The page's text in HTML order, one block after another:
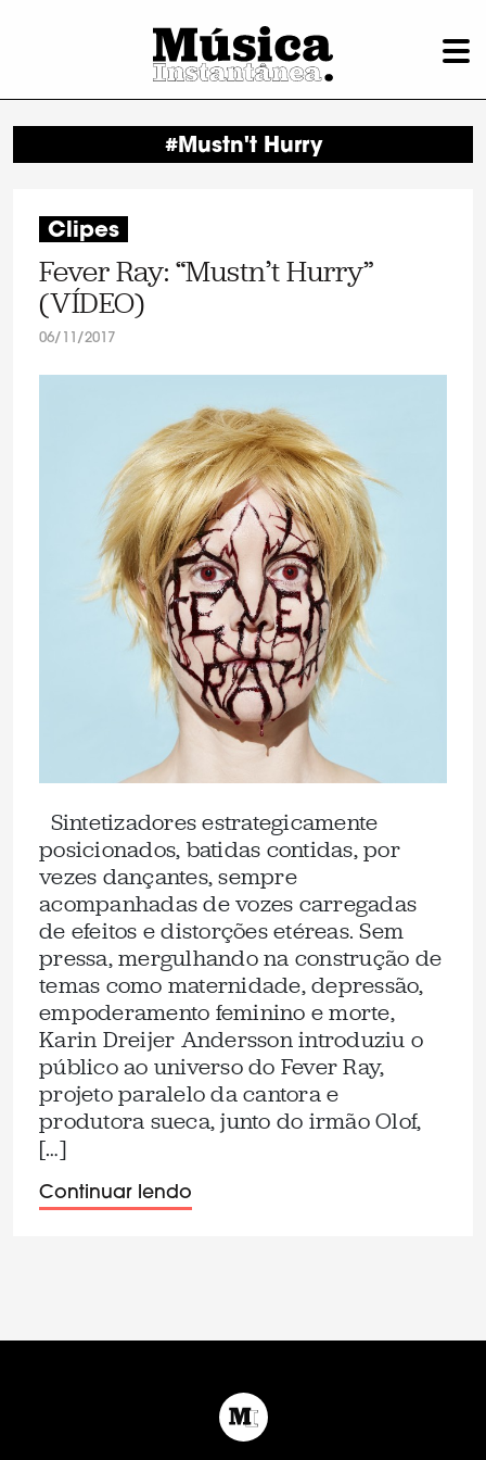
#Mustn't Hurry
Clipes
Fever Ray: “Mustn’t Hurry”
(VÍDEO)
06/11/2017
Sintetizadores estrategicamente
posicionados, batidas contidas, por
vezes dançantes, sempre
acompanhadas de vozes carregadas
de efeitos e distorções etéreas. Sem
pressa, mergulhando na construção de
temas como maternidade, depressão,
empoderamento feminino e morte,
Karin Dreijer Andersson introduziu o
público ao universo do Fever Ray,
projeto paralelo da cantora e
produtora sueca, junto do irmão Olof,
[…]
Continuar lendo